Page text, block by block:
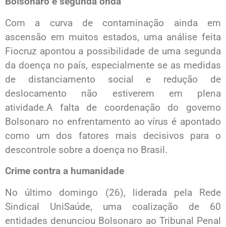
Com a curva de contaminação ainda em
ascensão em muitos estados, uma análise feita
Fiocruz apontou a possibilidade de uma segunda
da doença no país, especialmente se as medidas
de distanciamento social e redução de
deslocamento não estiverem em plena
atividade.A falta de coordenação do governo
Bolsonaro no enfrentamento ao vírus é apontado
como um dos fatores mais decisivos para o
descontrole sobre a doença no Brasil.
Crime contra a humanidade
No último domingo (26), liderada pela Rede
Sindical UniSaúde, uma coalização de 60
entidades denunciou Bolsonaro ao Tribunal Penal